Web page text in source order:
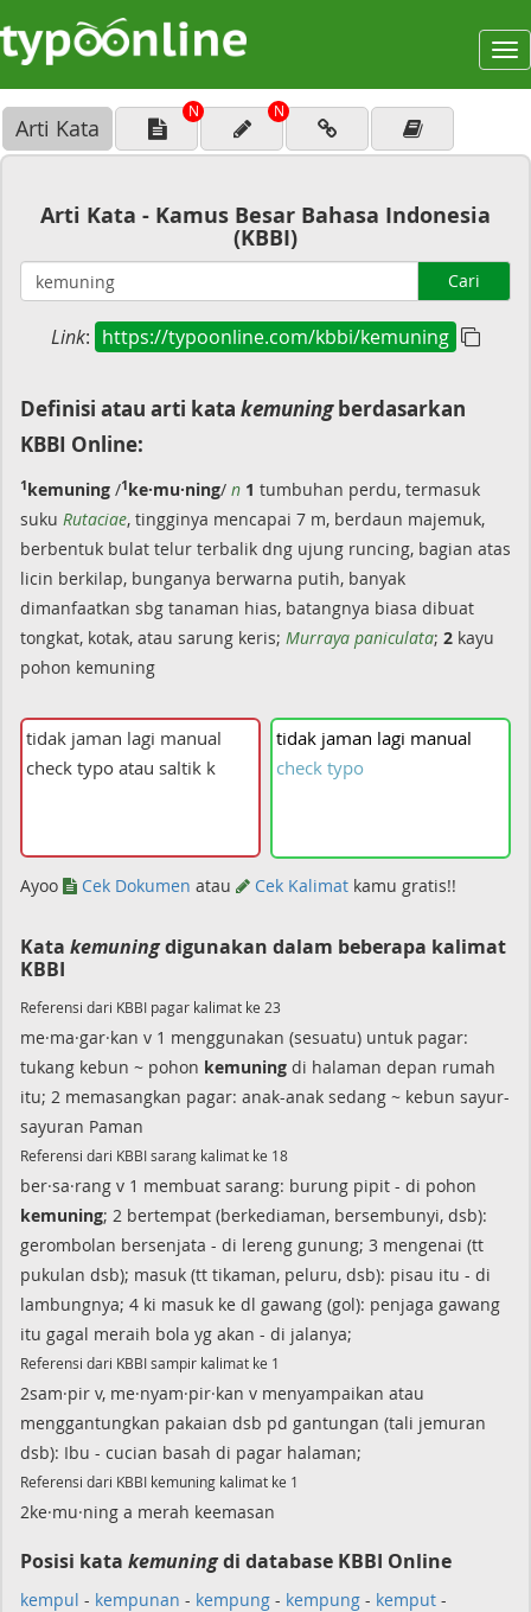
Arti Kata
N N
Arti Kata - Kamus Besar Bahasa Indonesia
(KBBI)
Cari
Link: https://typoonline.com/kbbi/kemuning
Definisi atau arti kata kemuningberdasarkan
KBBI Online:
1kemuning /1ke·mu·ning/ n 1 tumbuhan perdu, termasuk
suku Rutaciae, tingginya mencapai 7 m, berdaun majemuk,
berbentuk bulat telur terbalik dng ujung runcing, bagian atas
licin berkilap, bunganya berwarna putih, banyak
dimanfaatkan sbg tanaman hias, batangnya biasa dibuat
tongkat, kotak, atau sarung keris; Murraya paniculata; 2 kayu
pohon kemuning
tidak jaman lagi manual
check typo
Ayoo Cek Dokumen atau Cek Kalimat kamu gratis!!
Kata kemuningdigunakan dalam beberapa kalimat
KBBI
Referensi dari KBBI pagar kalimat ke 23
me·ma·gar·kan v 1 menggunakan (sesuatu) untuk pagar:
tukang kebun ~ pohon kemuning di halaman depan rumah
itu; 2 memasangkan pagar: anak-anak sedang ~ kebun sayur-
sayuran Paman
Referensi dari KBBI sarang kalimat ke 18
ber·sa·rang v 1 membuat sarang: burung pipit - di pohon
kemuning; 2 bertempat (berkediaman, bersembunyi, dsb):
gerombolan bersenjata - di lereng gunung; 3 mengenai (tt
pukulan dsb); masuk (tt tikaman, peluru, dsb): pisau itu - di
lambungnya; 4 ki masuk ke dl gawang (gol): penjaga gawang
itu gagal meraih bola yg akan - di jalanya;
Referensi dari KBBI sampir kalimat ke 1
2sam·pir v, me·nyam·pir·kan v menyampaikan atau
menggantungkan pakaian dsb pd gantungan (tali jemuran
dsb): Ibu - cucian basah di pagar halaman;
Referensi dari KBBI kemuning kalimat ke 1
2ke·mu·ning a merah keemasan
Posisi kata kemuningdi database KBBI Online
kempul - kempunan - kempung - kempung - kemput -